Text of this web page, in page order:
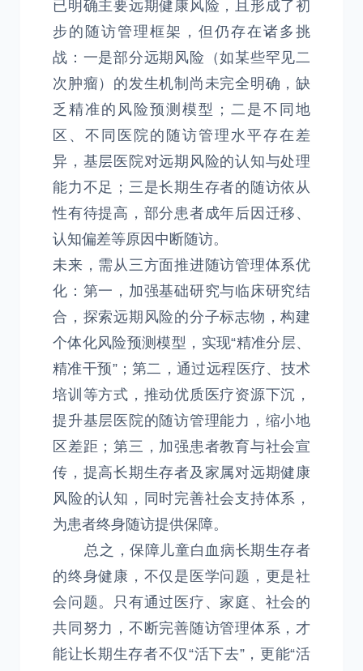
已明确主要远期健康风险，且形成了初
步的随访管理框架，但仍存在诸多挑
战：一是部分远期风险（如某些罕见二
次肿瘤）的发生机制尚未完全明确，缺
乏精准的风险预测模型；二是不同地
区、不同医院的随访管理水平存在差
异，基层医院对远期风险的认知与处理
能力不足；三是长期生存者的随访依从
性有待提高，部分患者成年后因迁移、
认知偏差等原因中断随访。
未来，需从三方面推进随访管理体系优
化：第一，加强基础研究与临床研究结
合，探索远期风险的分子标志物，构建
个体化风险预测模型，实现“精准分层、
精准干预”；第二，通过远程医疗、技术
培训等方式，推动优质医疗资源下沉，
提升基层医院的随访管理能力，缩小地
区差距；第三，加强患者教育与社会宣
传，提高长期生存者及家属对远期健康
风险的认知，同时完善社会支持体系，
为患者终身随访提供保障。
总之，保障儿童白血病长期生存者
的终身健康，不仅是医学问题，更是社
会问题。只有通过医疗、家庭、社会的
共同努力，不断完善随访管理体系，才
能让长期生存者不仅“活下去”，更能“活